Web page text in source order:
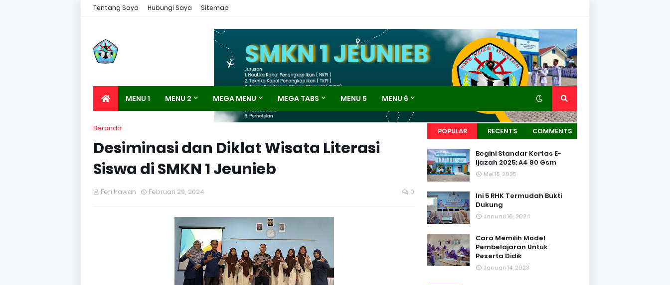
Tentang Saya Hubungi Saya Sitemap
MENU 1 MENU 2 MEGA MENU MEGA TABS MENU 5 MENU 6
Beranda
Desiminasi dan Diklat Wisata Literasi
Siswa di SMKN 1 Jeunieb
Feri Irawan Februari 29, 2024 0
POPULAR RECENTS COMMENTS
Begini Standar Kertas E-
Ijazah 2025: A4 80 Gsm
Mei 15, 2025
Ini 5 RHK Termudah Bukti
Dukung
Januari 16, 2024
Cara Memilih Model
Pembelajaran Untuk
Peserta Didik
Januari 14, 2023